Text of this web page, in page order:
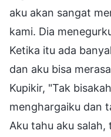
aku akan sangat
kami. Dia
Ketika itu ada
dan aku bisa
Kupikir, "Tak
menghargaiku dan
Aku tahu aku